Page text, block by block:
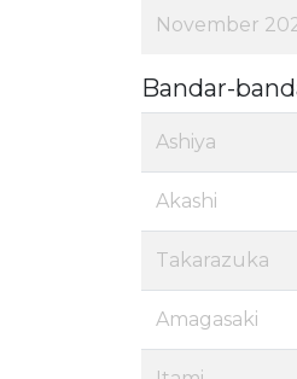
November
Bandar-
Ashiya
Akashi
Takarazuka
Amagasaki